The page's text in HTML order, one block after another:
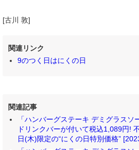
[古川 敦]
関連リンク
9のつく日はにくの日
関連記事
「ハンバーグステーキ デミグラスソ
ドリンクバーが付いて税込1,089円!
日(木)限定の“にくの日特別価格”